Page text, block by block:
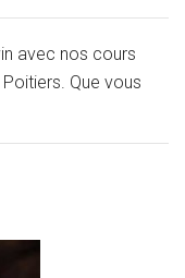
avec nos cours
Que vous